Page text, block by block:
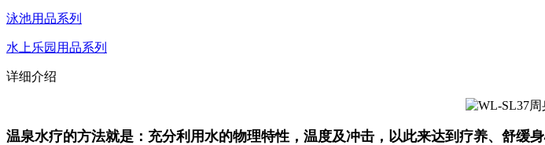
泳池用品系列
水上乐园用品系列
详细介绍
温泉水疗的方法就是：充分利用水的物理特性，温度及冲击，以此来达到疗养、舒缓